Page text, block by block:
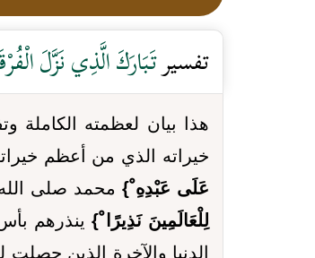
تفسير تَبَارَكَ الَّذِي نَزَّلَ
هذا بيان لعظمته الكاملة
خيراته الذي من أعظم
عَلَى عَبْدِهِ ْ} محمد صلى
لِلْعَالَمِينَ نَذِيرًا ْ}ينذرهم
الدنيا والآخرة الذين